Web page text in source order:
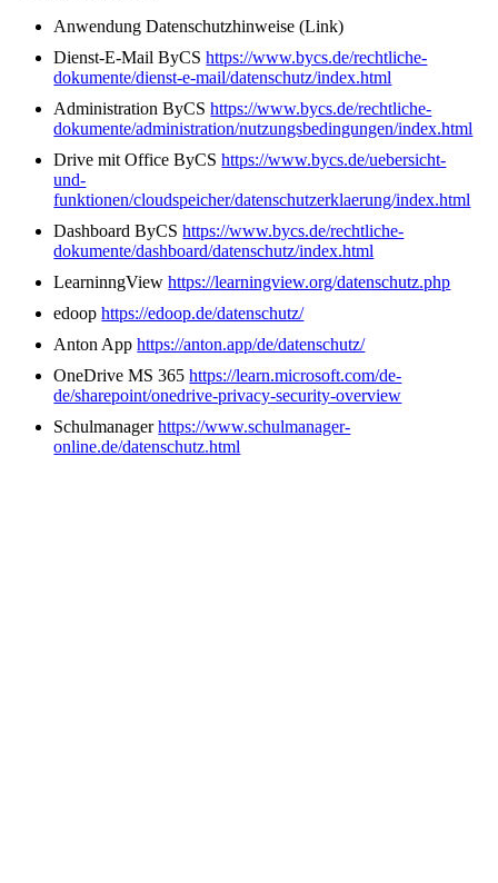
Anwendung Datenschutzhinweise (Link)
Dienst-E-Mail ByCShttps://www.bycs.de/rechtliche-
dokumente/dienst-e-mail/datenschutz/index.html
Administration ByCShttps://www.bycs.de/rechtliche-
dokumente/administration/nutzungsbedingungen/index.html
Drive mit Office ByCShttps://www.bycs.de/uebersicht-
und-
funktionen/cloudspeicher/datenschutzerklaerung/index.html
Dashboard ByCShttps://www.bycs.de/rechtliche-
dokumente/dashboard/datenschutz/index.html
LearninngViewhttps://learningview.org/datenschutz.php
edoophttps://edoop.de/datenschutz/
Anton Apphttps://anton.app/de/datenschutz/
OneDrive MS 365https://learn.microsoft.com/de-
de/sharepoint/onedrive-privacy-security-overview
Schulmanagerhttps://www.schulmanager-
online.de/datenschutz.html